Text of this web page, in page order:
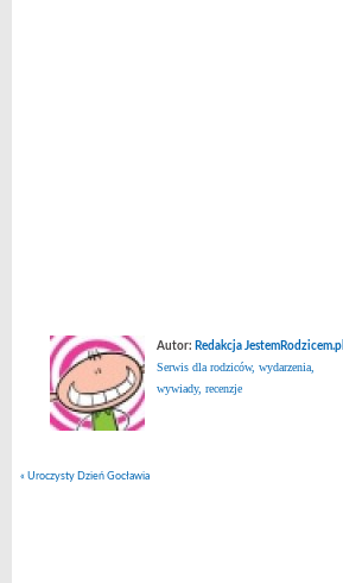
Autor: Redakcja JestemRodzicem.pl
Serwis dla rodziców, wydarzenia,
wywiady, recenzje
« Uroczysty Dzień Gocławia